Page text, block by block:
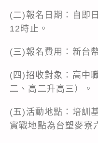
(二)報名日期：自即
12時止。
(三)報名費用：新台
(四)招收對象：高中
二、高二升高三）。
(五)活動地點：培訓
實戰地點為台塑麥寮